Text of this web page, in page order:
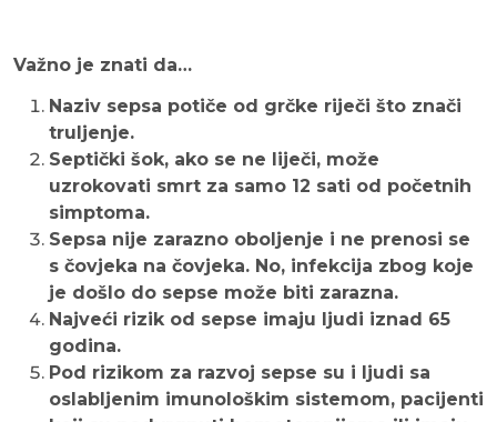
Važno je znati da…
Naziv sepsa potiče od grčke riječi što znači
truljenje.
Septički šok, ako se ne liječi, može
uzrokovati smrt za samo 12 sati od početnih
simptoma.
Sepsa nije zarazno oboljenje i ne prenosi se
s čovjeka na čovjeka. No, infekcija zbog koje
je došlo do sepse može biti zarazna.
Najveći rizik od sepse imaju ljudi iznad 65
godina.
Pod rizikom za razvoj sepse su i ljudi sa
oslabljenim imunološkim sistemom, pacijenti